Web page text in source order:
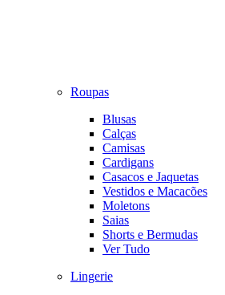
Roupas
Blusas
Calças
Camisas
Cardigans
Casacos e Jaquetas
Vestidos e Macacões
Moletons
Saias
Shorts e Bermudas
Ver Tudo
Lingerie